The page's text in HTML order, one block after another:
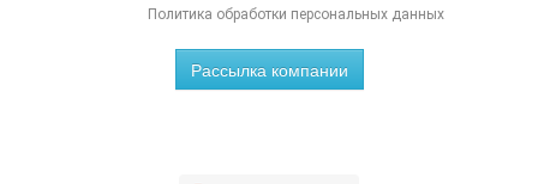
Политика обработки персональных данных
Рассылка компании